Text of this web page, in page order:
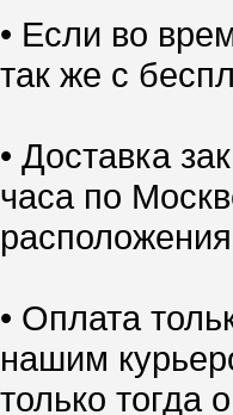
• Если во
так же с
• Доставка
часа по
• Оплата
нашим
только тогда